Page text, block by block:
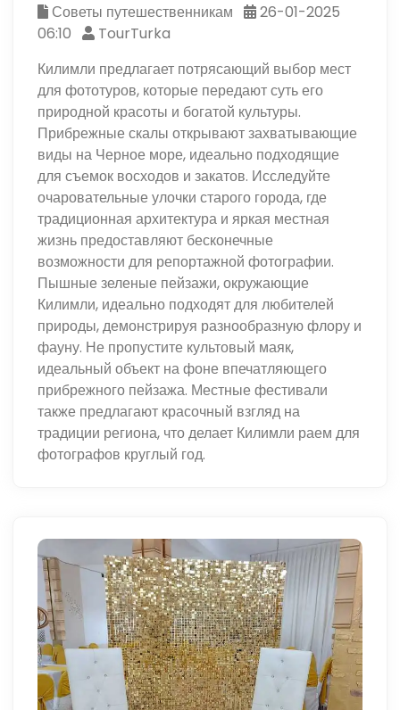
Советы путешественникам
26-01-2025
06:10
TourTurka
Килимли предлагает потрясающий выбор мест
для фототуров, которые передают суть его
природной красоты и богатой культуры.
Прибрежные скалы открывают захватывающие
виды на Черное море, идеально подходящие
для съемок восходов и закатов. Исследуйте
очаровательные улочки старого города, где
традиционная архитектура и яркая местная
жизнь предоставляют бесконечные
возможности для репортажной фотографии.
Пышные зеленые пейзажи, окружающие
Килимли, идеально подходят для любителей
природы, демонстрируя разнообразную флору и
фауну. Не пропустите культовый маяк,
идеальный объект на фоне впечатляющего
прибрежного пейзажа. Местные фестивали
также предлагают красочный взгляд на
традиции региона, что делает Килимли раем для
фотографов круглый год.